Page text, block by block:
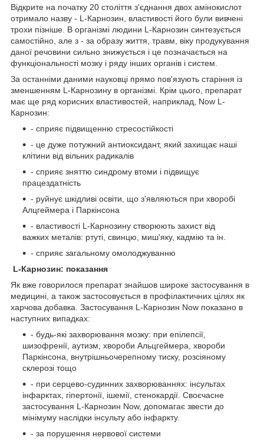
Відкрите на початку 20 століття з'єднання двох амінокислот
отримало назву - L-Карнозин, властивості його були вивчені
трохи пізніше. В організмі людини L-Карнозин синтезується
самостійно, але з - за образу життя, травм, віку продукування
даної речовини сильно знижується і це позначається на
функціональності мозку і ряду інших органів і систем.
За останніми даними науковці прямо пов'язують старіння із
зменшенням L-Карнозину в організмі. Крім цього, препарат
має ще ряд корисних властивостей, наприклад, Now L-
Карнозин:
- сприяє підвищенню стресостійкості
- це дуже потужний антиоксидант, який захищає наші
клітини від вільних радикалів
- сприяє зняттю синдрому втоми і підвищує
працездатність
- руйнує шкідливі освіти, що з'являються при хворобі
Алцгеймера і Паркінсона
- властивості L-Карнозину створюють захист від
важких металів: ртуті, свинцю, миш'яку, кадмію та ін.
- сприяє загальному омолоджуванню
L-Карнозин: показання
Як вже говорилося препарат знайшов широке застосування в
медицині, а також застосовується в профілактичних цілях як
харчова добавка. Застосування L-Карнозин Now показано в
наступних випадках:
- будь-які захворювання мозку: при епілепсії,
шизофренії, аутизм, хвороби Альцгеймера, хвороби
Паркінсона, внутрішньочерепному тиску, розсіяному
склерозі тощо
- при серцево-судинних захворюваннях: інсультах
інфарктах, гіпертонії, ішемії, стенокардії. Своєчасне
застосування L-Карнозин Now, допомагає звести до
мінімуму наслідки інсульту або інфаркту.
- за порушення нервової системи